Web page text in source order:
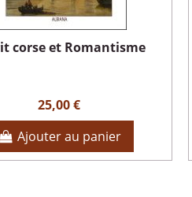
corse et Romantisme
25,00 €
Ajouter au panier